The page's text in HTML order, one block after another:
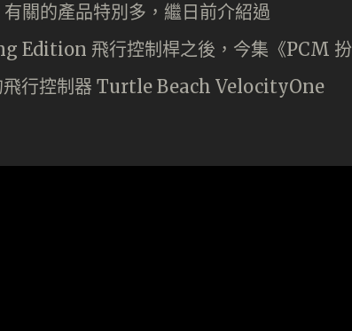
的產品特別多，繼日前介紹過
飛行控制桿之後，今集《PCM 扮
飛行控制器 Turtle Beach VelocityOne